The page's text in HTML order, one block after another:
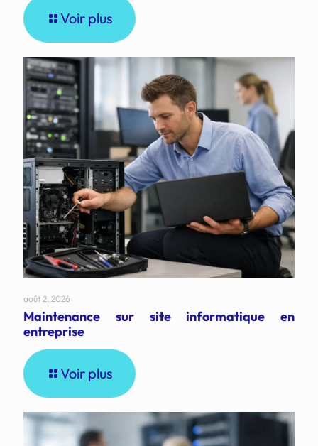
Voir plus
août 2, 2026
Maintenance sur site informatique en
entreprise
Voir plus